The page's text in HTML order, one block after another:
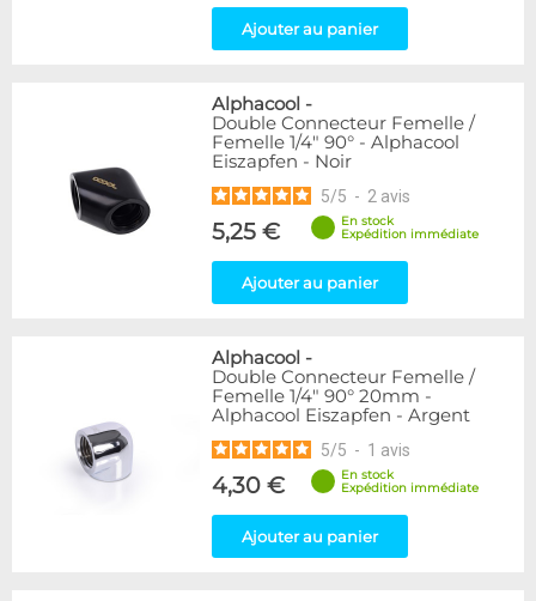
Ajouter au panier
Alphacool -
Double Connecteur Femelle /
Femelle 1/4" 90° - Alphacool
Eiszapfen - Noir
5/5 - 2 avis
5,25 €
En stock
Expédition immédiate
Ajouter au panier
Alphacool -
Double Connecteur Femelle /
Femelle 1/4" 90° 20mm -
Alphacool Eiszapfen - Argent
5/5 - 1 avis
4,30 €
En stock
Expédition immédiate
Ajouter au panier